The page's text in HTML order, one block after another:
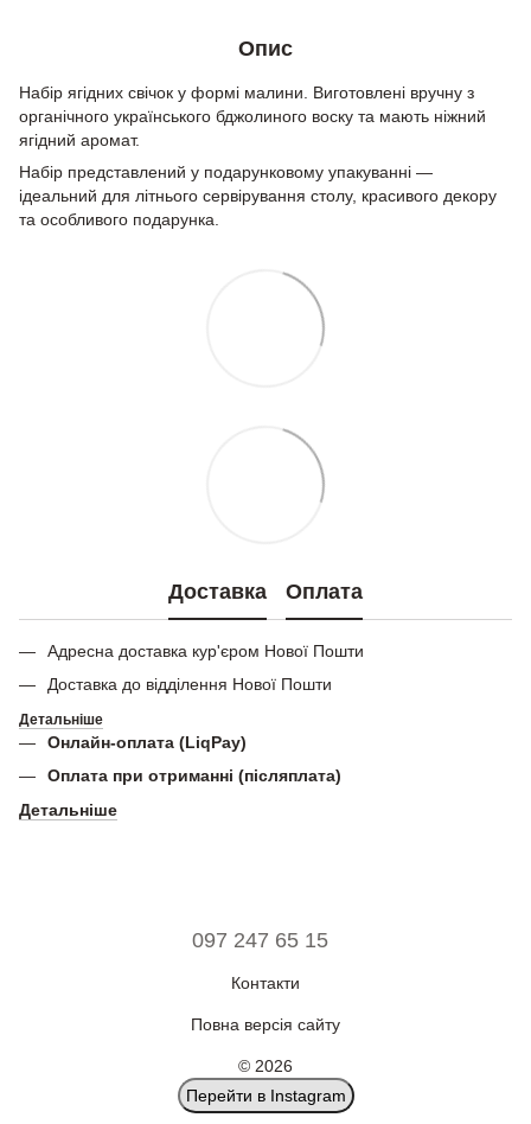
Опис
Набір ягідних свічок у формі малини. Виготовлені вручну з
органічного українського бджолиного воску та мають ніжний
ягідний аромат.
Набір представлений у подарунковому упакуванні —
ідеальний для літнього сервірування столу, красивого декору
та особливого подарунка.
Доставка Оплата
Адресна доставка кур'єром Нової Пошти
Доставка до відділення Нової Пошти
Детальніше
Онлайн-оплата (LiqPay)
Оплата при отриманні (післяплата)
Детальніше
097 247 65 15
Контакти
Повна версія сайту
© 2026
Перейти в Instagram